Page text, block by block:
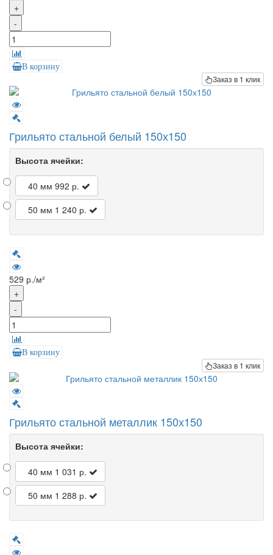
+
-
В корзину
Заказ в 1 клик
Грильято стальной белый 150х150
Высота ячейки:
40 мм 992 р.
50 мм 1 240 р.
529 р./м²
+
-
В корзину
Заказ в 1 клик
Грильято стальной металлик 150х150
Высота ячейки:
40 мм 1 031 р.
50 мм 1 288 р.